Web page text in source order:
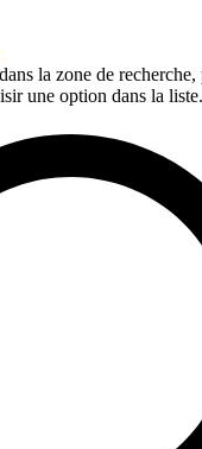
la zone de
une option dans la liste.